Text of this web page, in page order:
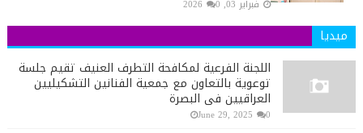
فبراير 03, 2026 0
ميديا
اللجنة الفرعية لمكافحة التطرف العنيف تقيم جلسة
توعوية بالتعاون مع جمعية الفنانين التشكيليين
العراقيين في البصرة
June 29, 2025 0